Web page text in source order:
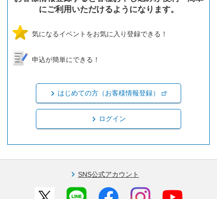
にご利用いただけるようになります。
気になるイベントをお気に入り登録できる！
申込が簡単にできる！
はじめての方（お客様情報登録）
ログイン
SNS公式アカウント